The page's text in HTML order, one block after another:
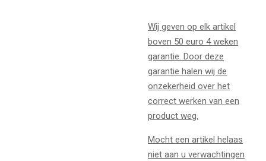
Wij geven op elk artikel
boven 50 euro 4 weken
garantie. Door deze
garantie halen wij de
onzekerheid over het
correct werken van een
product weg.
Mocht een artikel helaas
niet aan u verwachtingen